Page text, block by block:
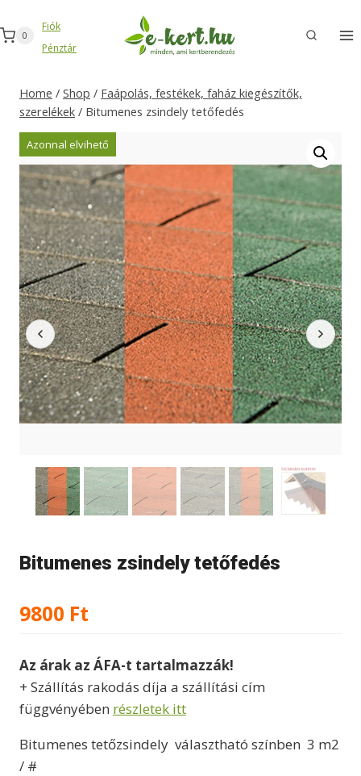
to
content
0
Fiók
Pénztár
Home / Shop / Faápolás, festékek, faház kiegészítők,
szerelékek / Bitumenes zsindely tetőfedés
Azonnal elvihető
Bitumenes zsindely tetőfedés
9800 Ft
Az árak az ÁFA-t tartalmazzák!
+ Szállítás rakodás díja a szállítási cím
függvényében részletek itt
Bitumenes tetőzsindely választható színben 3 m2
/ #